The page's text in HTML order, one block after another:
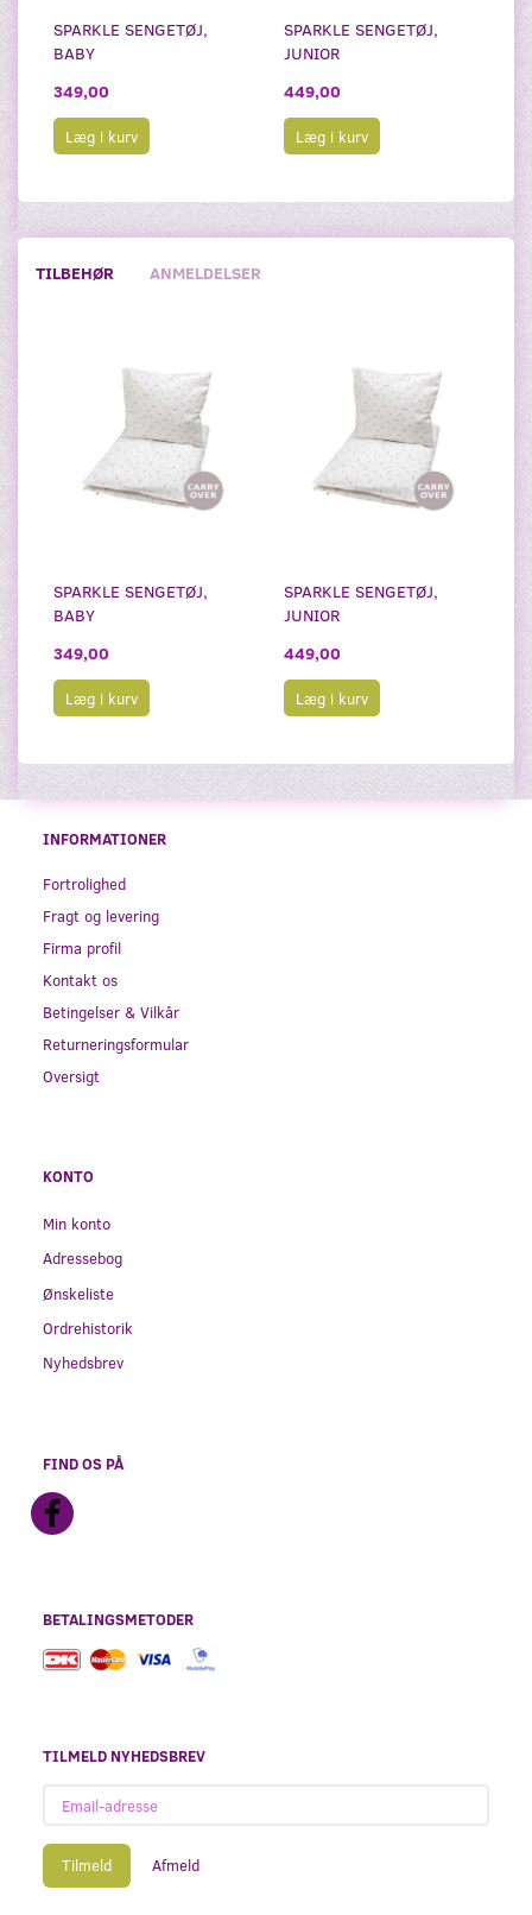
SPARKLE SENGETØJ,
BABY
349,00
Læg i kurv
SPARKLE SENGETØJ,
JUNIOR
449,00
Læg i kurv
TILBEHØR ANMELDELSER
SPARKLE SENGETØJ,
BABY
349,00
Læg i kurv
SPARKLE SENGETØJ,
JUNIOR
449,00
Læg i kurv
INFORMATIONER
Fortrolighed
Fragt og levering
Firma profil
Kontakt os
Betingelser & Vilkår
Returneringsformular
Oversigt
KONTO
Min konto
Adressebog
Ønskeliste
Ordrehistorik
Nyhedsbrev
FIND OS PÅ
BETALINGSMETODER
TILMELD NYHEDSBREV
adresse
Tilmeld Afmeld